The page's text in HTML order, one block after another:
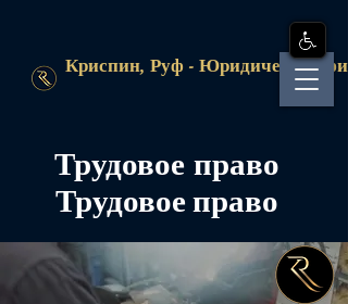
Криспин, Руф - Юридическая
Трудовое право
Трудовое право